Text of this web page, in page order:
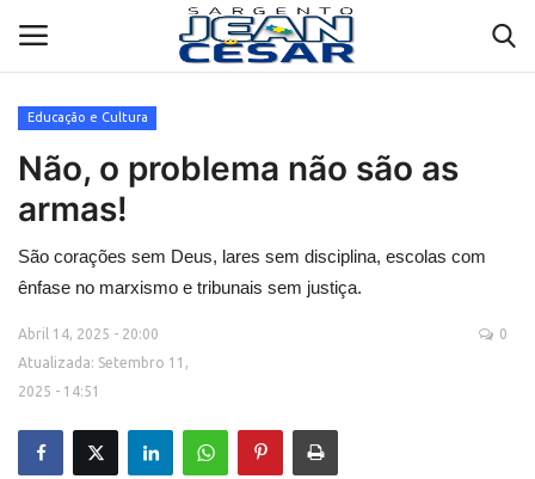
Biografia
Contato
Galeria
Propostas e Projetos
Depoimentos
Educação e Cultura
Não, o problema não são as
armas!
São corações sem Deus, lares sem disciplina, escolas com
ênfase no marxismo e tribunais sem justiça.
Abril 14, 2025 - 20:00
Atualizada: Setembro 11,
2025 - 14:51
0